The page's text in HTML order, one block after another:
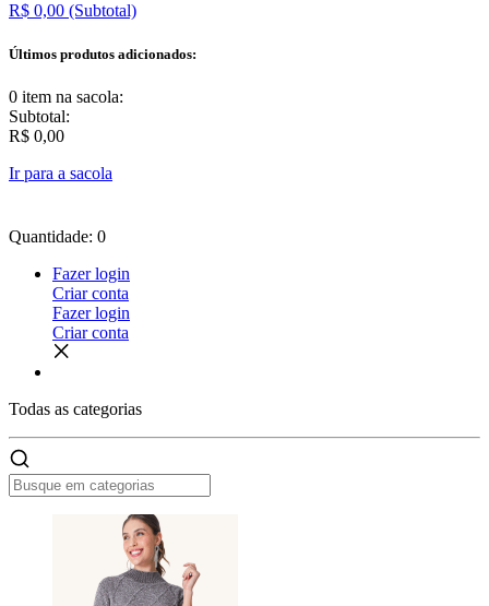
R$ 0,00 (Subtotal)
Últimos produtos adicionados:
0 item na sacola:
Subtotal:
R$ 0,00
Ir para a sacola
Quantidade: 0
Fazer login
Criar conta
Fazer login
Criar conta
Todas as categorias